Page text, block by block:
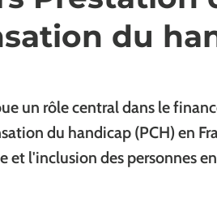
du
un rôle central dans le
du handicap (PCH) en
et l'inclusion des personnes